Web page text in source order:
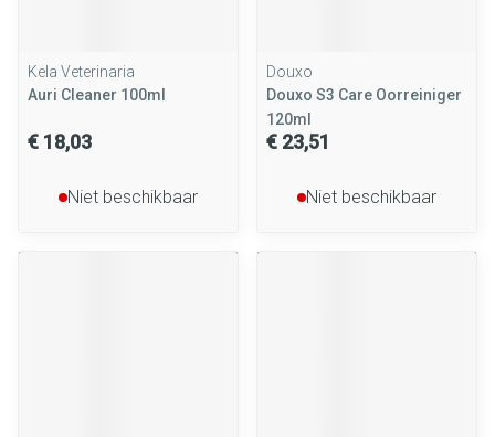
Kela Veterinaria
Auri Cleaner 100ml
€ 18,03
Niet beschikbaar
Douxo
Douxo S3 Care Oorreiniger
120ml
€ 23,51
Niet beschikbaar